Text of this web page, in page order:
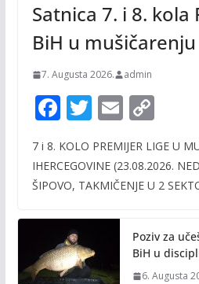
Satnica 7. i 8.
BiH u mušičarenju
7. Augusta 2026. admin
F
e
b
o
k
T
itt
er
E
ai
l
C
p
y
n
k
7 i 8. KOLO PREMIJER LIGE U
IHERCEGOVINE (23.08.2026.
ŠIPOVO, TAKMIČENJE U 2
Poziv za
BiH u
6. Augusta